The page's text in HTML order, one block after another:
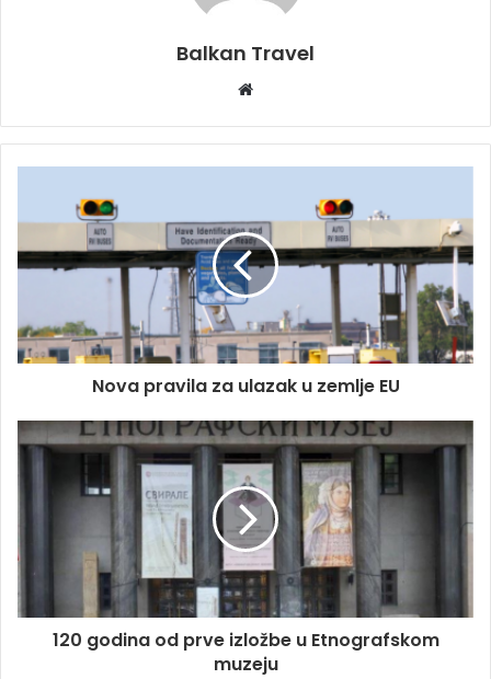
Balkan Travel
b
s
t
e
Nova pravila za ulazak u zemlje EU
120 godina od prve izložbe u Etnografskom
muzeju